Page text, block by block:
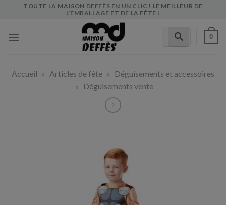
TOUTE LA MAISON DEFFÈS EN UN CLIC ! LE MEILLEUR DE
L'EMBALLAGE ET DE LA FÊTE !
0
Accueil » Articles de fête »
Déguisements et accessoires
»
Déguisements vente